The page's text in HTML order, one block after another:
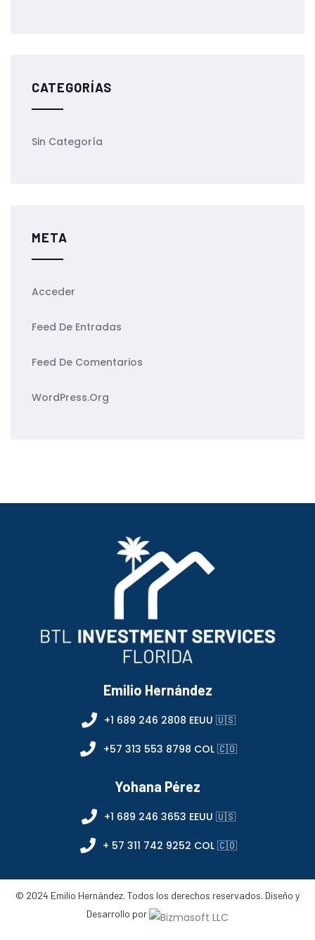
CATEGORÍAS
Sin Categoría
META
Acceder
Feed De Entradas
Feed De Comentarios
WordPress.org
Emilio Hernández
+1 689 246 2808 EEUU 🇺🇸
+57 313 553 8798 COL 🇨🇴
Yohana Pérez
+1 689 246 3653 EEUU 🇺🇸
+ 57 311 742 9252 COL 🇨🇴
© 2024 Emilio Hernández. Todos los derechos reservados. Diseño y
Desarrollo por